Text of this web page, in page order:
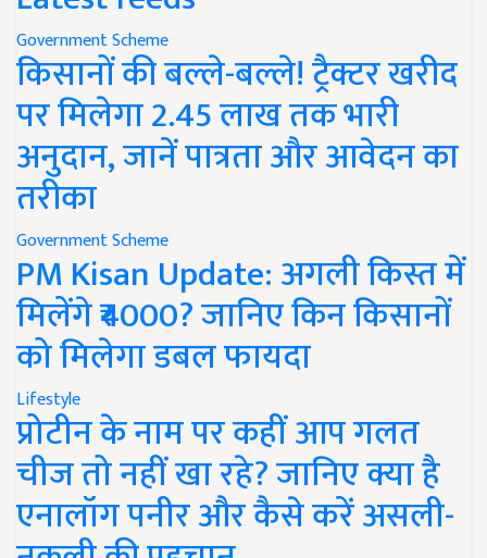
Government Scheme
किसानों की बल्ले-बल्ले! ट्रैक्टर खरीद
पर मिलेगा 2.45 लाख तक भारी
अनुदान, जानें पात्रता और आवेदन का
तरीका
Government Scheme
PM Kisan Update: अगली किस्त में
मिलेंगे ₹4000? जानिए किन किसानों
को मिलेगा डबल फायदा
Lifestyle
प्रोटीन के नाम पर कहीं आप गलत
चीज तो नहीं खा रहे? जानिए क्या है
एनालॉग पनीर और कैसे करें असली-